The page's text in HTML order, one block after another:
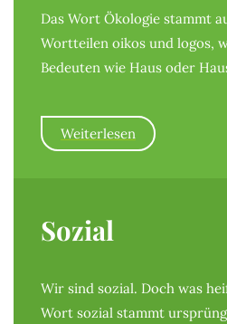
Das Wort Ökologie stammt
Wortteilen oikos und logos,
Bedeuten wie Haus oder
Weiterlesen
Sozial
Wir sind sozial. Doch was
Wort sozial stammt